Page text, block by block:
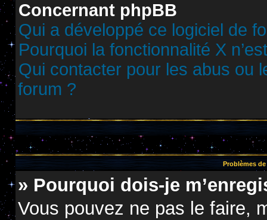
Concernant phpBB
Qui a développé ce logiciel de
Pourquoi la fonctionnalité X
Qui contacter pour les abus ou
forum ?
Problèmes
» Pourquoi dois-je
Vous pouvez ne pas le faire,